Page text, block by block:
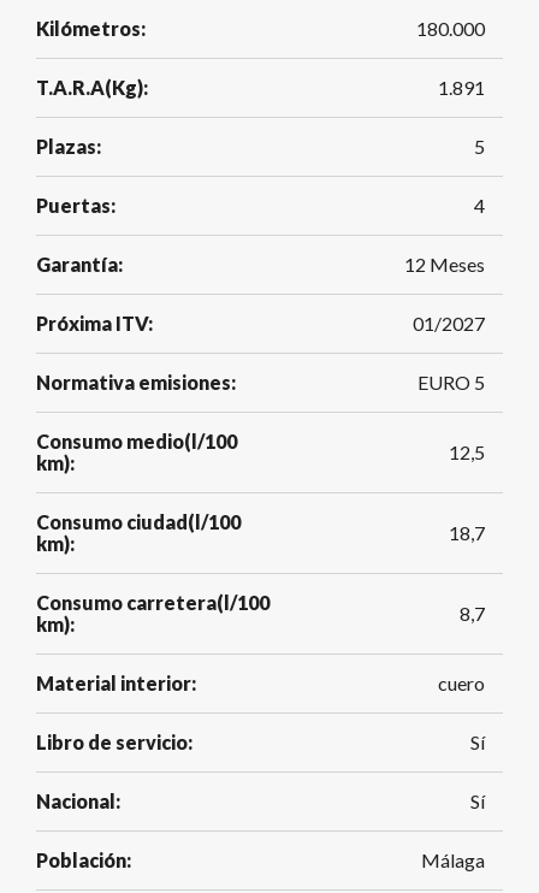
Kilómetros: 180.000
T.A.R.A(Kg): 1.891
Plazas: 5
Puertas: 4
Garantía: 12 Meses
Próxima ITV: 01/2027
Normativa emisiones: EURO 5
Consumo medio(l/100
km):
12,5
Consumo ciudad(l/100
km):
18,7
Consumo carretera(l/100
km):
8,7
Material interior: cuero
Libro de servicio: Sí
Nacional: Sí
Población: Málaga